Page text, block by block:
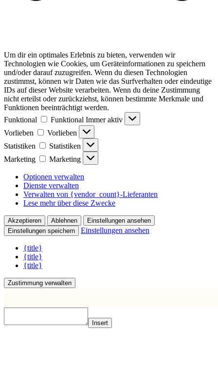
Um dir ein optimales Erlebnis zu bieten, verwenden wir
Technologien wie Cookies, um Geräteinformationen zu speichern
und/oder darauf zuzugreifen. Wenn du diesen Technologien
zustimmst, können wir Daten wie das Surfverhalten oder eindeutige
IDs auf dieser Website verarbeiten. Wenn du deine Zustimmung
nicht erteilst oder zurückziehst, können bestimmte Merkmale und
Funktionen beeinträchtigt werden.
Funktional
Funktional Immer aktiv
Vorlieben
Vorlieben
Statistiken
Statistiken
Marketing
Marketing
Optionen verwalten
Dienste verwalten
Verwalten von {vendor_count}-Lieferanten
Lese mehr über diese Zwecke
Akzeptieren Ablehnen
Einstellungen ansehen
Einstellungen speichern
Einstellungen ansehen
{title}
{title}
{title}
Zustimmung verwalten
Insert